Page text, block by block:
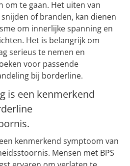
om te gaan. Het uiten van
of branden, kan dienen
om innerlijke spanning en
Het is belangrijk om
serieus te nemen en
voor passende
bij borderline.
is een kenmerkend
kenmerkend symptoom van
Mensen met BPS